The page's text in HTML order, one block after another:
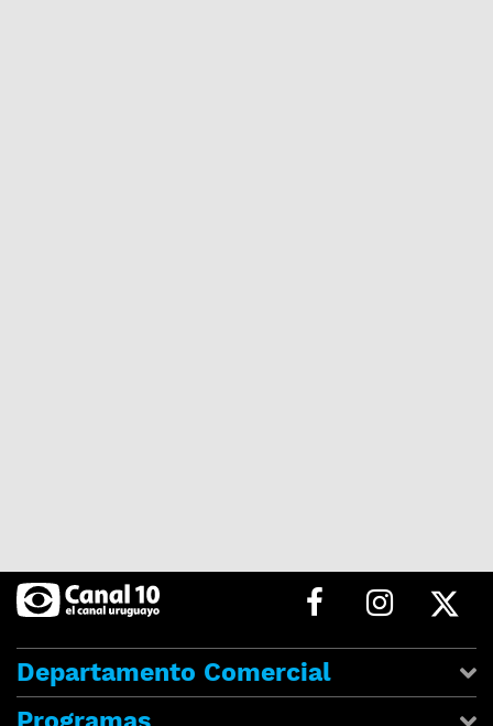
Departamento Comercial